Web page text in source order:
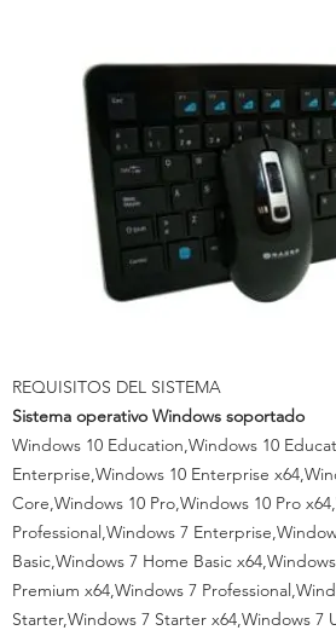
REQUISITOS DEL SISTEMA
Sistema operativo Windows soportado
Windows 10 Education,Windows 10
Enterprise,Windows 10 Enterprise
Core,Windows 10 Pro,Windows 10 Pro
Professional,Windows 7
Basic,Windows 7 Home Basic
Premium x64,Windows 7
Starter,Windows 7 Starter x64,Windows 7